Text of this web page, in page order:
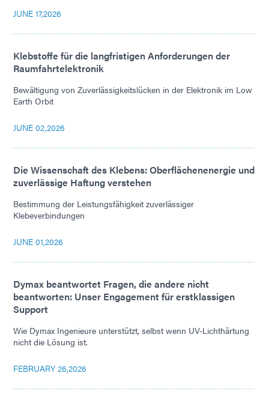
JUNE 17,2026
Klebstoffe für die langfristigen Anforderungen der
Raumfahrtelektronik
Bewältigung von Zuverlässigkeitslücken in der Elektronik im Low
Earth Orbit
JUNE 02,2026
Die Wissenschaft des Klebens: Oberflächenenergie und
zuverlässige Haftung verstehen
Bestimmung der Leistungsfähigkeit zuverlässiger
Klebeverbindungen
JUNE 01,2026
Dymax beantwortet Fragen, die andere nicht
beantworten: Unser Engagement für erstklassigen
Support
Wie Dymax Ingenieure unterstützt, selbst wenn UV-Lichthärtung
nicht die Lösung ist.
FEBRUARY 26,2026